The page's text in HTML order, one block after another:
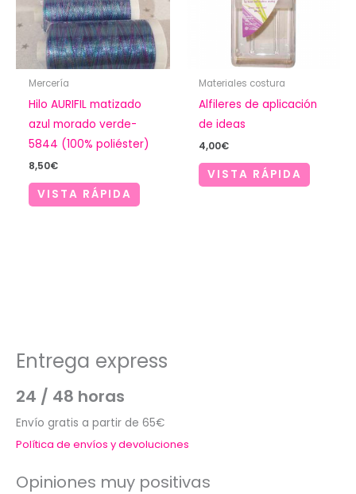
Mercería
Hilo AURIFIL matizado
azul morado verde-
5844 (100% poliéster)
8,50€
VISTA RÁPIDA
Materiales costura
Alfileres de aplicación
de ideas
4,00€
VISTA RÁPIDA
Entrega express
24 / 48 horas
Envío gratis a partir de 65€
Política de envíos y devoluciones
Opiniones muy positivas